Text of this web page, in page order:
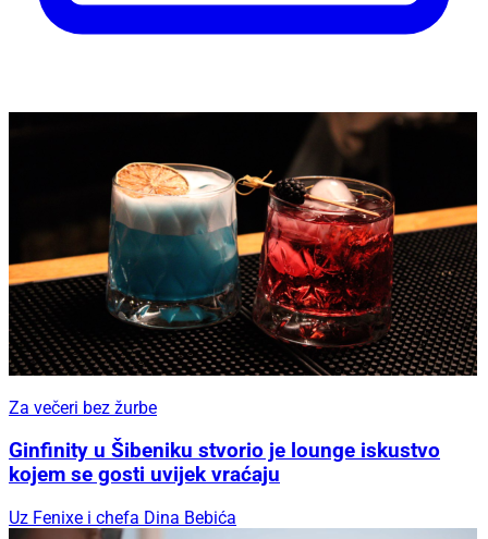
Za večeri bez žurbe
Ginfinity u Šibeniku stvorio je lounge iskustvo
kojem se gosti uvijek vraćaju
Uz Fenixe i chefa Dina Bebića